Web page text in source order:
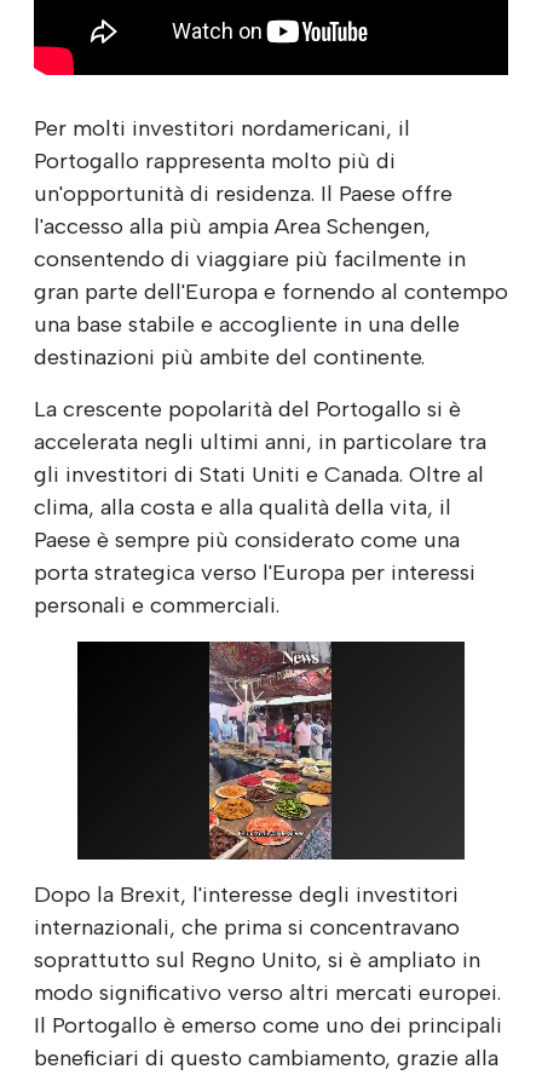
Per molti investitori nordamericani, il
Portogallo rappresenta molto più di
un'opportunità di residenza. Il Paese offre
l'accesso alla più ampia Area Schengen,
consentendo di viaggiare più facilmente in
gran parte dell'Europa e fornendo al contempo
una base stabile e accogliente in una delle
destinazioni più ambite del continente.
La crescente popolarità del Portogallo si è
accelerata negli ultimi anni, in particolare tra
gli investitori di Stati Uniti e Canada. Oltre al
clima, alla costa e alla qualità della vita, il
Paese è sempre più considerato come una
porta strategica verso l'Europa per interessi
personali e commerciali.
Dopo la Brexit, l'interesse degli investitori
internazionali, che prima si concentravano
soprattutto sul Regno Unito, si è ampliato in
modo significativo verso altri mercati europei.
Il Portogallo è emerso come uno dei principali
beneficiari di questo cambiamento, grazie alla